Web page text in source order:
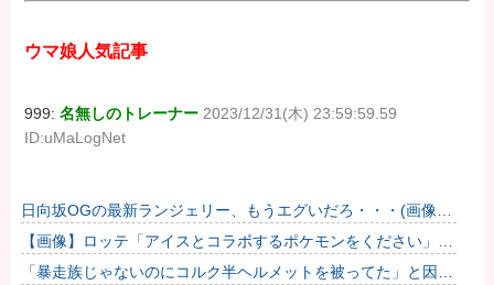
ウマ娘人気記事
999:名無しのトレーナー 2023/12/31(木) 23:59:59.59
ID:uMaLogNet
日向坂OGの最新ランジェリー、もうエグいだろ・・・(画像ど
ーん)
【画像】ロッテ「アイスとコラボするポケモンをください」ポ
ケモン公式「しょうがねえなぁ」
「暴走族じゃないのにコルク半ヘルメットを被ってた」と因縁